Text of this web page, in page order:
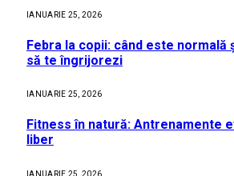
IANUARIE 25, 2026
Febra la copii: când este normală
să te îngrijorezi
IANUARIE 25, 2026
Fitness în natură: Antrenamente
liber
IANUARIE 25, 2026